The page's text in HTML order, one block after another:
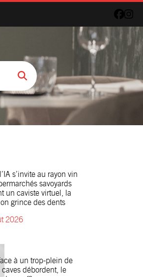
s’invite au rayon vin
savoyards
un caviste virtuel, la
grince des dents
2026
à un trop-plein de
débordent, le